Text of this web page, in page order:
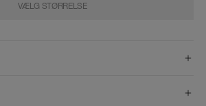
VÆLG STØRRELSE